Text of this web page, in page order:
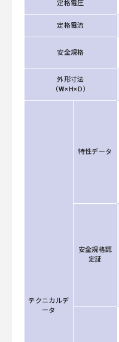
定格電圧
定格電流
安全規格
外形寸法
（W×H×D）
テクニカルデ
ータ
特性データ
安全規格認
定証